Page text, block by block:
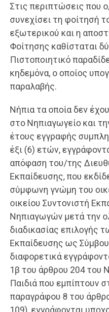
Στις περιπτώσεις που
συνεχίσει τη φοίτησή
εξωτερικού και η
Φοίτησης καθίσταται
Πιστοποιητικό
κηδεμόνα, ο οποίος
παραλαβής.
Νήπια τα οποία δεν
στο Νηπιαγωγείο και
έτους εγγραφής
έξι (6) ετών,
απόφαση του/της
Εκπαίδευσης, που
σύμφωνη γνώμη του
οικείου Συντονιστή
Νηπιαγωγών μετά την
διαδικασίας επιλογής
Εκπαίδευσης ως
διαφορετικά
1β του άρθρου 204 του
Παιδιά που εμπίπτουν
παραγράφου 8 του
109), εγγράφονται